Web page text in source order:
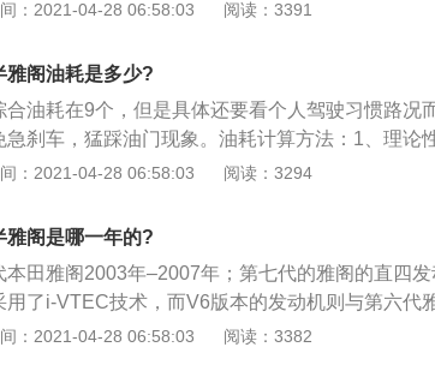
设计上再次超越自我，达到更高一级的优异性能。
取代了依然热销的第六代车型，投产后立即热销，
军纪录；3、核心技术：2.4L双顶置凸轮轴i-VTEC
独立前悬挂\/五连杆双横臂独立后悬挂；VSA车辆
安全气囊；DBW电子油门；NAVI导航系统。
：2021-04-28 06:58:03 阅读：3391
雅阁油耗是多少?
合油耗在9个，但是具体还要看个人驾驶习惯路况
急刹车，猛踩油门现象。油耗计算方法：1、理论
是满载或满负荷）把发动机架在台架上，控制环境
、扭力、缸压、进气和排气温度、百公里等油耗等
个百公里等油耗的数据与大家实际数据不一样，是
据用的。有的车宣传品上的数据就是用的这个数据
据2项的权威的油耗测试结果再修正百公里等油耗
的数据比这个高，个别人在顺风、下坡多的路上，
：2021-04-28 06:58:03 阅读：3294
雅阁是哪一年的?
本田雅阁2003年–2007年；第七代的雅阁的直四
用了i-VTEC技术，而V6版本的发动机则与第六代
雅阁优点：1、外形运动，线条英朗；2、发动机技
：2021-04-28 06:58:03 阅读：3382